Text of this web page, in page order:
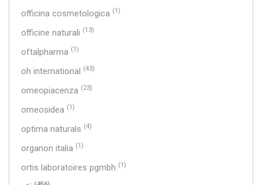
officina cosmetologica (1)
officine naturali (13)
oftalpharma (1)
oh international (43)
omeopiacenza (23)
omeosidea (1)
optima naturals (4)
organon italia (1)
ortis laboratoires pgmbh (1)